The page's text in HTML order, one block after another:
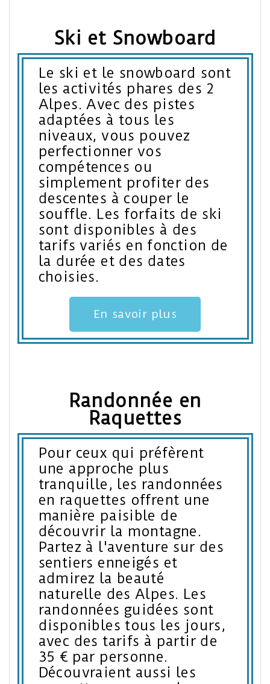
Ski et Snowboard
Le ski et le snowboard sont
les activités phares des 2
Alpes. Avec des pistes
adaptées à tous les
niveaux, vous pouvez
perfectionner vos
compétences ou
simplement profiter des
descentes à couper le
souffle. Les forfaits de ski
sont disponibles à des
tarifs variés en fonction de
la durée et des dates
choisies.
En savoir plus
Randonnée en
Raquettes
Pour ceux qui préfèrent
une approche plus
tranquille, les randonnées
en raquettes offrent une
manière paisible de
découvrir la montagne.
Partez à l'aventure sur des
sentiers enneigés et
admirez la beauté
naturelle des Alpes. Les
randonnées guidées sont
disponibles tous les jours,
avec des tarifs à partir de
35 € par personne.
Découvraient aussi les